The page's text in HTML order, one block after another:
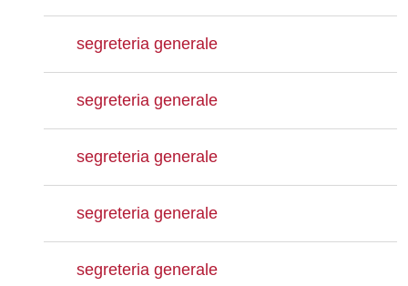
segreteria generale
segreteria generale
segreteria generale
segreteria generale
segreteria generale